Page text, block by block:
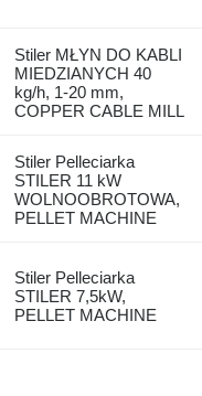
Stiler MŁYN DO KABLI
MIEDZIANYCH 40
kg/h, 1-20 mm,
COPPER CABLE MILL
Stiler Pelleciarka
STILER 11 kW
WOLNOOBROTOWA,
PELLET MACHINE
Stiler Pelleciarka
STILER 7,5kW,
PELLET MACHINE